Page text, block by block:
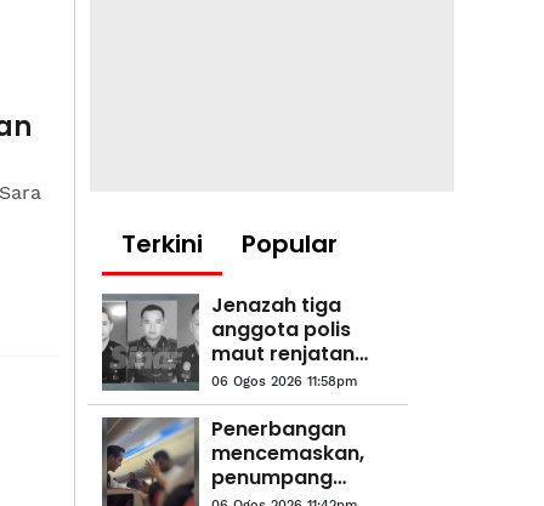
Terkini Popular
Jenazah tiga
anggota polis
maut renjatan
elektrik akan
dibawa pulang ke
kampung
halaman
06 Ogos 2026 11:58pm
Penerbangan
mencemaskan,
penumpang